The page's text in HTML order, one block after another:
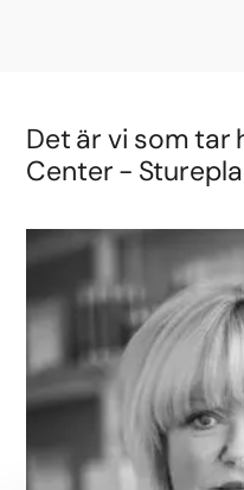
Det är vi som tar
Center -